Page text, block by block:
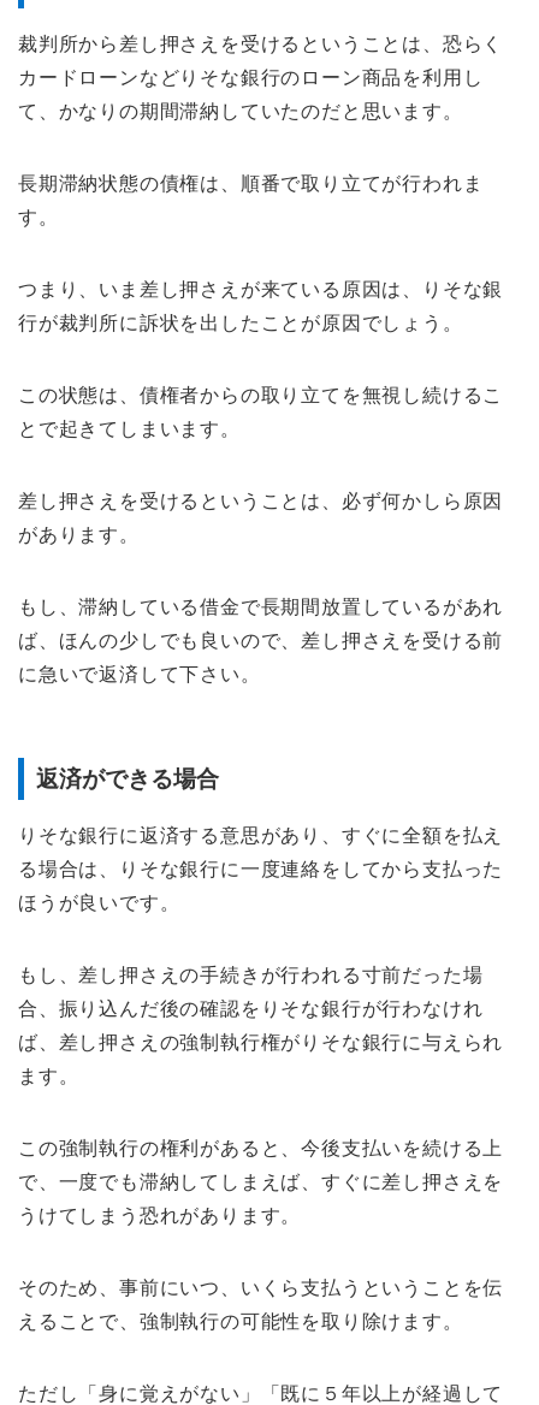
裁判所から差し押さえを受けるということは、恐らく
カードローンなどりそな銀行のローン商品を利用し
て、かなりの期間滞納していたのだと思います。
長期滞納状態の債権は、順番で取り立てが行われま
す。
つまり、いま差し押さえが来ている原因は、りそな銀
行が裁判所に訴状を出したことが原因でしょう。
この状態は、債権者からの取り立てを無視し続けるこ
とで起きてしまいます。
差し押さえを受けるということは、必ず何かしら原因
があります。
もし、滞納している借金で長期間放置しているがあれ
ば、ほんの少しでも良いので、差し押さえを受ける前
に急いで返済して下さい。
返済ができる場合
りそな銀行に返済する意思があり、すぐに全額を払え
る場合は、りそな銀行に一度連絡をしてから支払った
ほうが良いです。
もし、差し押さえの手続きが行われる寸前だった場
合、振り込んだ後の確認をりそな銀行が行わなけれ
ば、差し押さえの強制執行権がりそな銀行に与えられ
ます。
この強制執行の権利があると、今後支払いを続ける上
で、一度でも滞納してしまえば、すぐに差し押さえを
うけてしまう恐れがあります。
そのため、事前にいつ、いくら支払うということを伝
えることで、強制執行の可能性を取り除けます。
ただし「身に覚えがない」「既に５年以上が経過して